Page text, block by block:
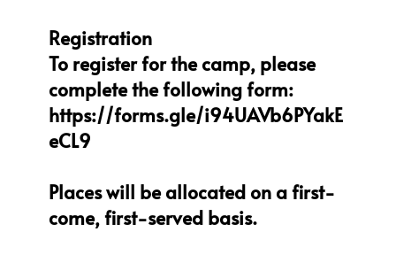
Registration
To register for the camp, please
complete the following form:
https://forms.gle/i94UAVb6PYakE
eCL9
Places will be allocated on a first-
come, first-served basis.